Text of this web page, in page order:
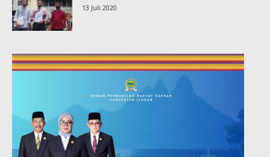
13 Juli 2020